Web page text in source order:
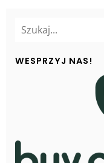
WESPRZYJ NAS!